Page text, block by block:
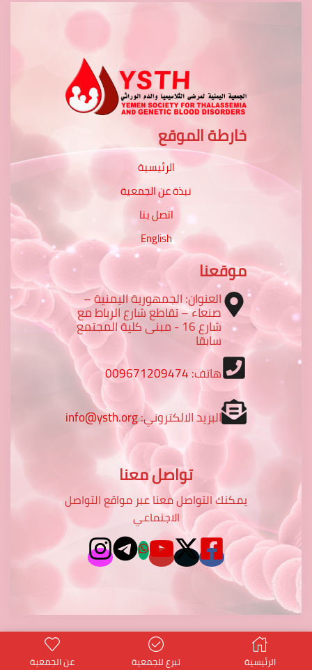
خارطة الموقع
الرئيسية
نبذة عن الجمعية
اتصل بنا
English
موقعنا
العنوان: الجمهورية اليمنية –
صنعاء – تقاطع شارع الرباط مع
شارع 16 - مبنى كلية المجتمع
سابقا
هاتف:009671209474
البريد الالكتروني:info@ysth.org
تواصل معنا
يمكنك التواصل معنا عبر مواقع التواصل
الاجتماعي
الرئيسية تبرع للجمعية عن الجمعية